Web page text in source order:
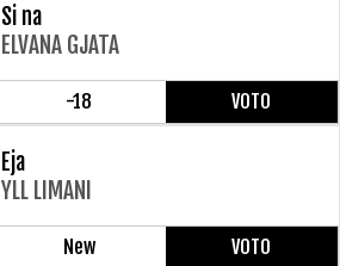
Si na
ELVANA GJATA
-18 VOTO
Eja
YLL LIMANI
New VOTO